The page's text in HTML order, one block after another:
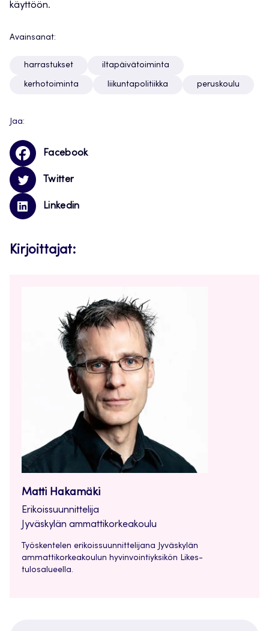
käyttöön.
Avainsanat:
harrastukset iltapäivätoiminta
kerhotoiminta liikuntapolitiikka peruskoulu
Jaa:
Facebook
Twitter
Linkedin
Kirjoittajat:
Matti Hakamäki
Erikoissuunnittelija
Jyväskylän ammattikorkeakoulu
Työskentelen erikoissuunnittelijana Jyväskylän
ammattikorkeakoulun hyvinvointiyksikön Likes-
tulosalueella.